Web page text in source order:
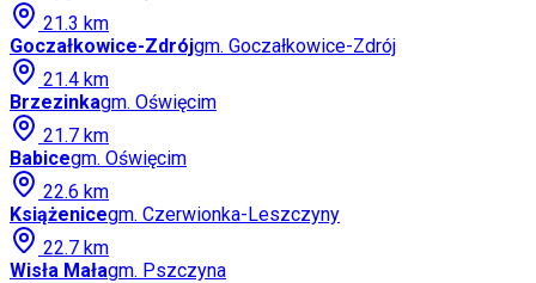
21.3 km
Goczałkowice-Zdrójgm. Goczałkowice-Zdrój
21.4 km
Brzezinkagm. Oświęcim
21.7 km
Babicegm. Oświęcim
22.6 km
Książenicegm. Czerwionka-Leszczyny
22.7 km
Wisła Małagm. Pszczyna